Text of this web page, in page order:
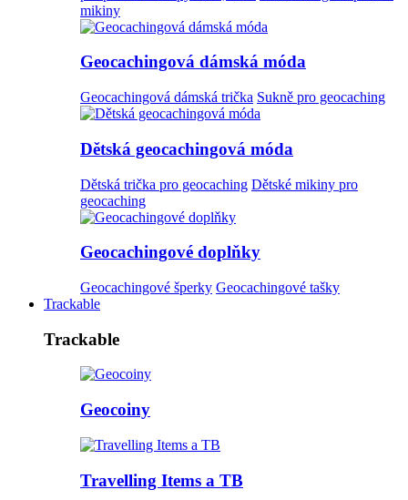
mikiny
Geocachingová dámská móda
Geocachingová dámská trička Sukně pro geocaching
Dětská geocachingová móda
Dětská trička pro geocaching Dětské mikiny pro
geocaching
Geocachingové doplňky
Geocachingové šperky Geocachingové tašky
Trackable
Trackable
Geocoiny
Travelling Items a TB